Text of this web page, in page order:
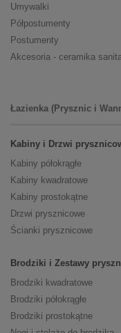
Umywalki
Półpostumenty
Postumenty
Akcesoria - ceramika
Łazienka (Prysznic i
Kabiny i Drzwi
Kabiny półokrągłe
Kabiny kwadratowe
Kabiny prostokątne
Drzwi prysznicowe
Ścianki prysznicowe
Brodziki i Zestawy
Brodziki kwadratowe
Brodziki półokrągłe
Brodziki prostokątne